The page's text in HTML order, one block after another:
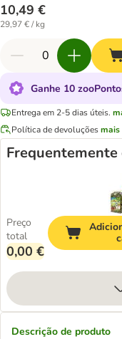
10,49 €
29,97 € / kg
Ganhe 10
Entrega em 2-5 dias úteis.
Política de devoluçõesmais
Preço
total
0,00 €
Descrição de produto